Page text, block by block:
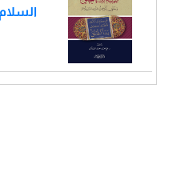
السلام